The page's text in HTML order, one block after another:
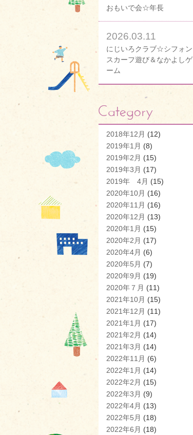
おもいで会☆年長
2026.03.11
にじいろクラブ☆シフォン
スカーフ遊び＆なかよしゲ
ーム
2018年12月 (12)
2019年1月 (8)
2019年2月 (15)
2019年3月 (17)
2019年 4月 (15)
2020年10月 (16)
2020年11月 (16)
2020年12月 (13)
2020年1月 (15)
2020年2月 (17)
2020年4月 (6)
2020年5月 (7)
2020年9月 (19)
2020年７月 (11)
2021年10月 (15)
2021年12月 (11)
2021年1月 (17)
2021年2月 (14)
2021年3月 (14)
2022年11月 (6)
2022年1月 (14)
2022年2月 (15)
2022年3月 (9)
2022年4月 (13)
2022年5月 (18)
2022年6月 (18)